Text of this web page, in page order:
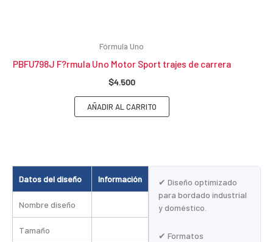
Datos del diseño Información
Nombre diseño
Tamaño
✔ Diseño optimizado
para bordado industrial
y doméstico.
✔ Formatos
Fórmula Uno
PBFU798J F?rmula Uno Motor Sport trajes de carrera
$4.500
AÑADIR AL CARRITO